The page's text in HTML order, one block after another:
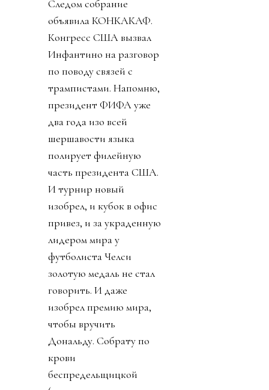
Следом собрание
объявила КОНКАКАФ.
Конгресс США вызвал
Инфантино на разговор
по поводу связей с
трампистами. Напомню,
президент ФИФА уже
два года изо всей
шершавости языка
полирует филейную
часть президента США.
И турнир новый
изобрел, и кубок в офис
привез, и за украденную
лидером мира у
футболиста Челси
золотую медаль не стал
говорить. И даже
изобрел премию мира,
чтобы вручить
Дональду. Собрату по
крови
беспредельщицкой